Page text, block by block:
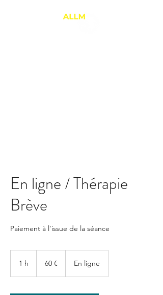
En ligne / Thérapie
Brève
Paiement à l'issue de la séance
1 h 60 € En ligne